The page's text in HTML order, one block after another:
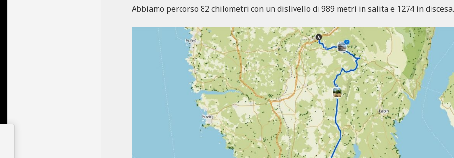
Abbiamo percorso 82 chilometri con un dislivello di 989 metri in salita e 1274 in discesa.